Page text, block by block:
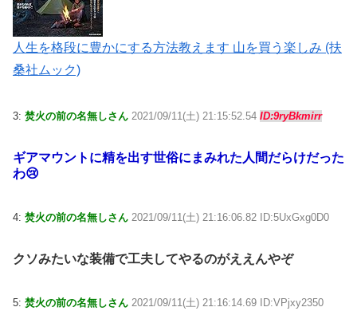
人生を格段に豊かにする方法教えます 山を買う楽しみ (扶
桑社ムック)
3: 焚火の前の名無しさん 2021/09/11(土) 21:15:52.54 ID:9ryBkmirr
ギアマウントに精を出す世俗にまみれた人間だらけだった
わ😢
4: 焚火の前の名無しさん 2021/09/11(土) 21:16:06.82 ID:5UxGxg0D0
クソみたいな装備で工夫してやるのがええんやぞ
5: 焚火の前の名無しさん 2021/09/11(土) 21:16:14.69 ID:VPjxy2350